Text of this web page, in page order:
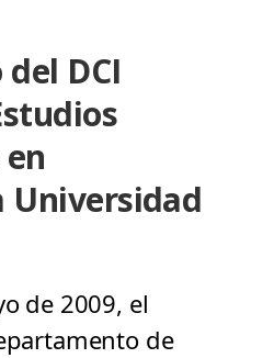
DCI
Universidad
de 2009, el
de